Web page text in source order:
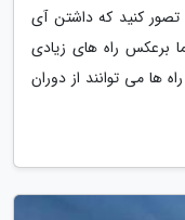
کنید که داشتن آی
برعکس راه های زیادی
ها می توانند از دوران